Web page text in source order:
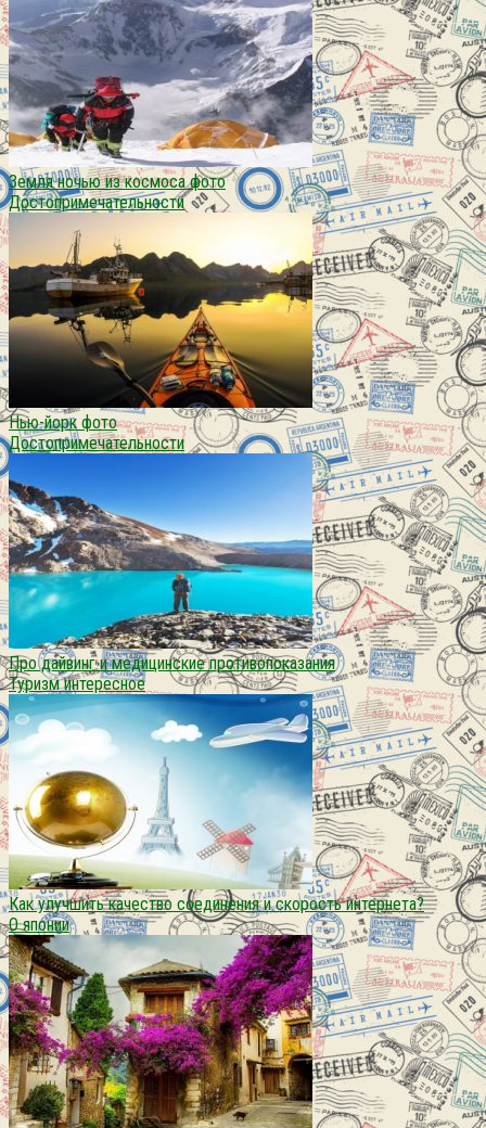
Земля ночью из космоса фото
Достопримечательности
Нью-йорк фото
Достопримечательности
Про дайвинг и медицинские противопоказания
Туризм интересное
Как улучшить качество соединения и скорость интернета?
О японии